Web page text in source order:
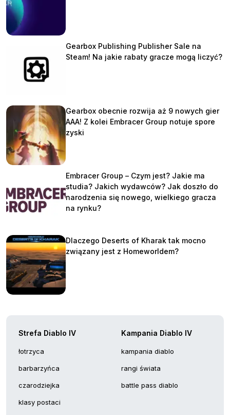
Gearbox Publishing Publisher Sale na
Steam! Na jakie rabaty gracze mogą liczyć?
Gearbox obecnie rozwija aż 9 nowych gier
AAA! Z kolei Embracer Group notuje spore
zyski
Embracer Group – Czym jest? Jakie ma
studia? Jakich wydawców? Jak doszło do
narodzenia się nowego, wielkiego gracza
na rynku?
Dlaczego Deserts of Kharak tak mocno
związany jest z Homeworldem?
Strefa Diablo IV
łotrzyca
barbarzyńca
czarodziejka
klasy postaci
Kampania Diablo IV
kampania diablo
rangi świata
battle pass diablo